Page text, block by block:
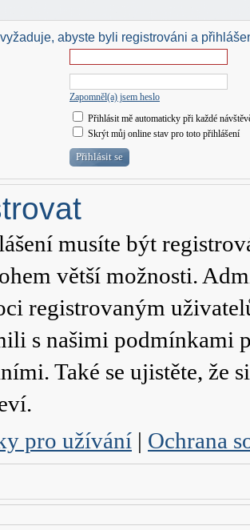
abyste byli registrováni a
Zapomněl(a) jsem heslo
Přihlásit mě automaticky při každé
Skrýt můj online stav pro toto přihlášení
musíte být
větší možnosti.
registrovaným
s našimi podmínkami
Také se ujistěte, že
pro užívání | Ochrana